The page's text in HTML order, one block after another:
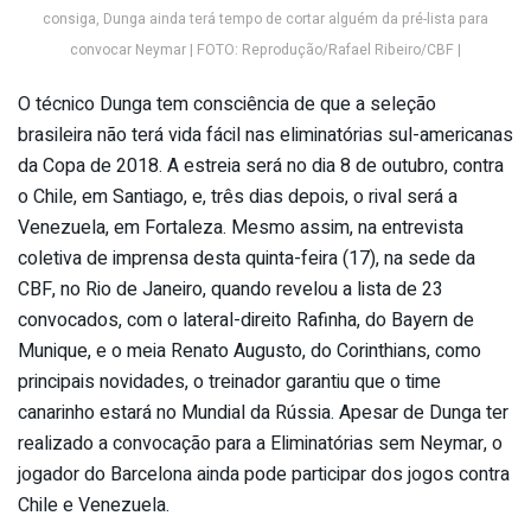
consiga, Dunga ainda terá tempo de cortar alguém da pré-lista para
convocar Neymar | FOTO: Reprodução/Rafael Ribeiro/CBF |
O técnico Dunga tem consciência de que a seleção
brasileira não terá vida fácil nas eliminatórias sul-americanas
da Copa de 2018. A estreia será no dia 8 de outubro, contra
o Chile, em Santiago, e, três dias depois, o rival será a
Venezuela, em Fortaleza. Mesmo assim, na entrevista
coletiva de imprensa desta quinta-feira (17), na sede da
CBF, no Rio de Janeiro, quando revelou a lista de 23
convocados, com o lateral-direito Rafinha, do Bayern de
Munique, e o meia Renato Augusto, do Corinthians, como
principais novidades, o treinador garantiu que o time
canarinho estará no Mundial da Rússia. Apesar de Dunga ter
realizado a convocação para a Eliminatórias sem Neymar, o
jogador do Barcelona ainda pode participar dos jogos contra
Chile e Venezuela.